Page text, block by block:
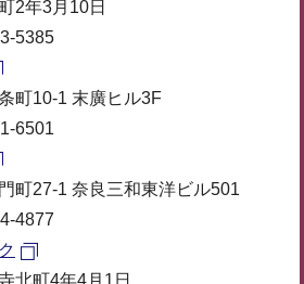
2年3月10日
5385
町10-1 末廣ヒル3F
6501
町27-1 奈良三和東洋ビル501
4877
北町4年4月1日